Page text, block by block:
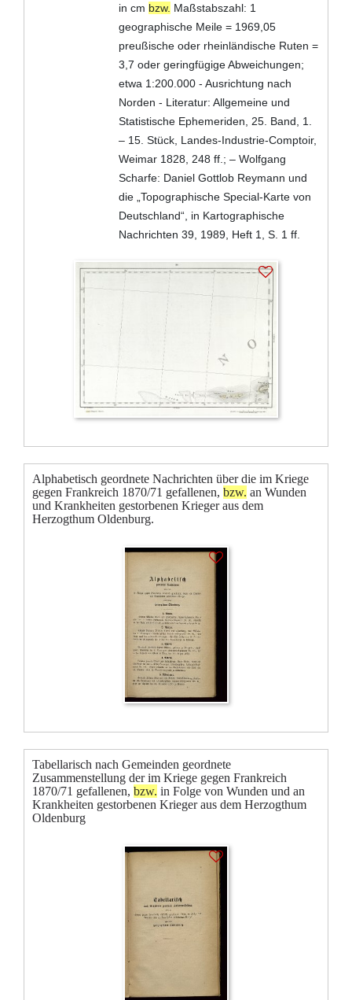
in cm bzw. Maßstabszahl: 1
geographische Meile = 1969,05
preußische oder rheinländische Ruten =
3,7 oder geringfügige Abweichungen;
etwa 1:200.000 - Ausrichtung nach
Norden - Literatur: Allgemeine und
Statistische Ephemeriden, 25. Band, 1.
– 15. Stück, Landes-Industrie-Comptoir,
Weimar 1828, 248 ff.; – Wolfgang
Scharfe: Daniel Gottlob Reymann und
die „Topographische Special-Karte von
Deutschland“, in Kartographische
Nachrichten 39, 1989, Heft 1, S. 1 ff.
Alphabetisch geordnete Nachrichten über die im Kriege
gegen Frankreich 1870/71 gefallenen, bzw. an Wunden
und Krankheiten gestorbenen Krieger aus dem
Herzogthum Oldenburg.
Tabellarisch nach Gemeinden geordnete
Zusammenstellung der im Kriege gegen Frankreich
1870/71 gefallenen, bzw. in Folge von Wunden und an
Krankheiten gestorbenen Krieger aus dem Herzogthum
Oldenburg